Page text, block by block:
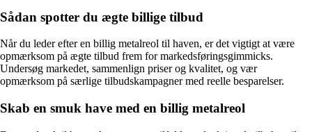
Sådan spotter du ægte billige tilbud
Når du leder efter en billig metalreol til haven, er det vigtigt at være
opmærksom på ægte tilbud frem for markedsføringsgimmicks.
Undersøg markedet, sammenlign priser og kvalitet, og vær
opmærksom på særlige tilbudskampagner med reelle besparelser.
Skab en smuk have med en billig metalreol